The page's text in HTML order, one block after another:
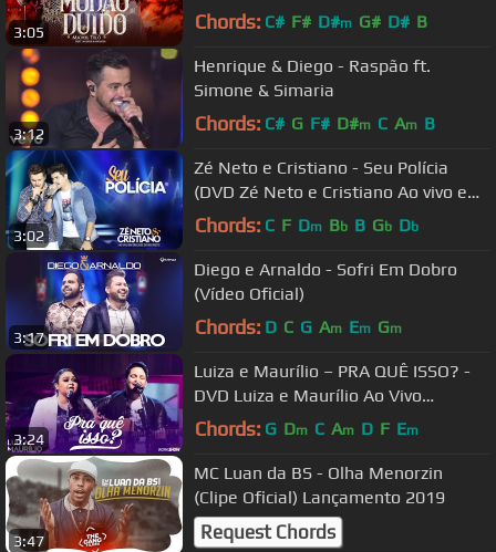
3:05
Sertanejo
Chords: C# F# D#m G# D# B
3:12
Henrique & Diego - Raspão ft.
Simone & Simaria
Chords: C# G F# D#m C Am B
3:02
Zé Neto e Cristiano - Seu Polícia
(DVD Zé Neto e Cristiano Ao vivo em
São José do Rio Preto)
Chords: C F Dm Bb B Gb Db
3:17
Diego e Arnaldo - Sofri Em Dobro
(Vídeo Oficial)
Chords: D C G Am Em Gm
3:24
Luiza e Maurílio – PRA QUÊ ISSO? -
DVD Luiza e Maurílio Ao Vivo
#LuizaeMaurilioAoVivo
Chords: G Dm C Am D F Em
3:47
MC Luan da BS - Olha Menorzin
(Clipe Oficial) Lançamento 2019
Request Chords